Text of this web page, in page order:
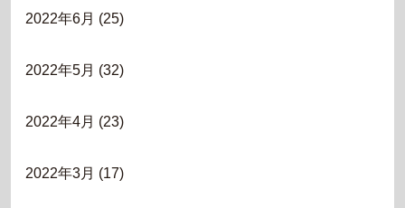
2022年6月 (25)
2022年5月 (32)
2022年4月 (23)
2022年3月 (17)